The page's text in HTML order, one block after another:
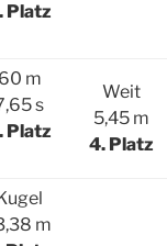
Platz
60 m
s
Platz
Weit
5,45 m
4. Platz
m